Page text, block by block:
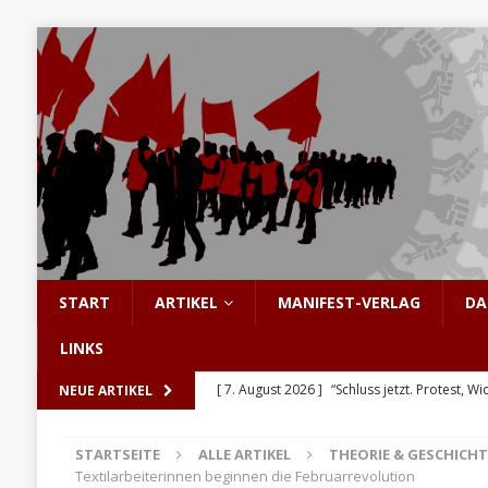
START ARTIKEL MANIFEST-VERLAG
LINKS
NEUE ARTIKEL [ 7. August 2026 ] “Schluss jetzt. Protest,
[ 5. August 2026 ]
Hinter den Barrikaden:
STARTSEITE ALLE ARTIKEL THEORIE &
Textilarbeiterinnen beginnen die Februarrevolution